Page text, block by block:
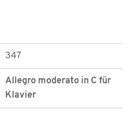
347
Allegro moderato in C für
Klavier